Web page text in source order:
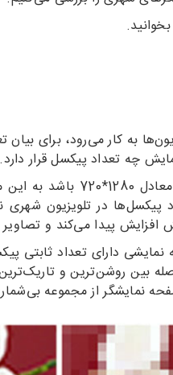
به کار می‌رود،
چه تعداد پیکسل قرار دارد.
در تلویزیون شهری
افزایش پیدا می‌کند و
دارای تعداد ثابتی
بین روشن‌ترین و
نمایشگر از مجموعه